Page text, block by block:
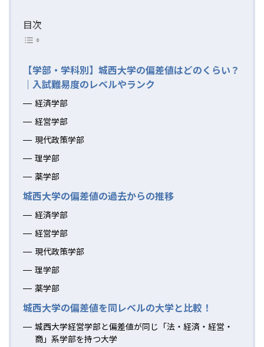
目次
【学部・学科別】城西大学の偏差値はどのくらい？
｜入試難易度のレベルやランク
経済学部
経営学部
現代政策学部
理学部
薬学部
城西大学の偏差値の過去からの推移
経済学部
経営学部
現代政策学部
理学部
薬学部
城西大学の偏差値を同レベルの大学と比較！
城西大学経営学部と偏差値が同じ「法・経済・経営・
商」系学部を持つ大学